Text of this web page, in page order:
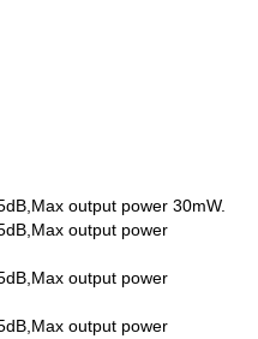
output power 30mW.
output power
output power
output power